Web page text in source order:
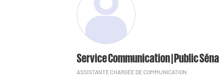
Service Communication | Public
ASSISTANTE CHARGÉE DE COMMUNICATION